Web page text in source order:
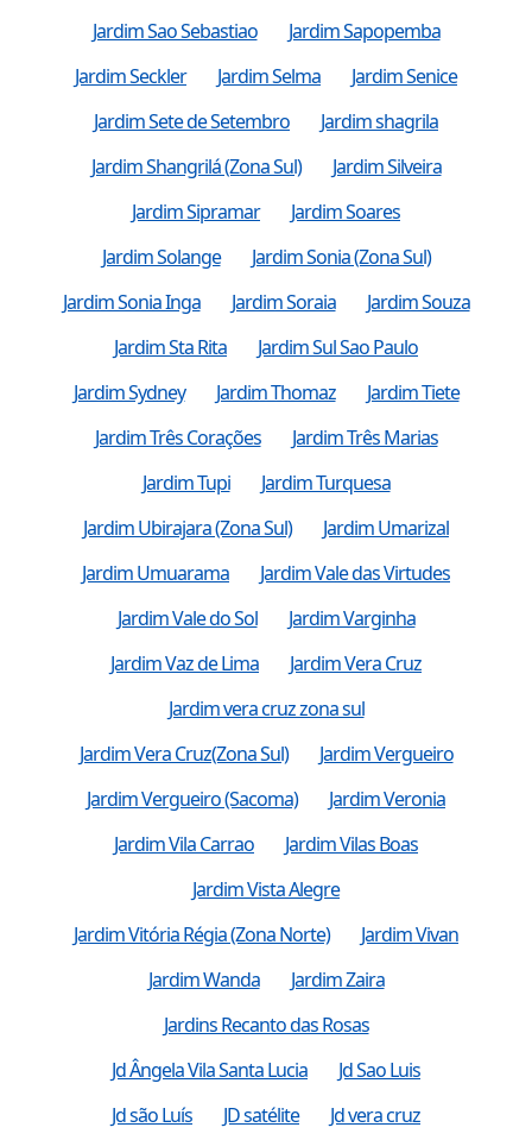
Jardim Sao Sebastiao
Jardim Sapopemba
Jardim Seckler
Jardim Selma
Jardim Senice
Jardim Sete de Setembro
Jardim shagrila
Jardim Shangrilá (Zona Sul)
Jardim Silveira
Jardim Sipramar
Jardim Soares
Jardim Solange
Jardim Sonia (Zona Sul)
Jardim Sonia Inga
Jardim Soraia
Jardim Souza
Jardim Sta Rita
Jardim Sul Sao Paulo
Jardim Sydney
Jardim Thomaz
Jardim Tiete
Jardim Três Corações
Jardim Três Marias
Jardim Tupi
Jardim Turquesa
Jardim Ubirajara (Zona Sul)
Jardim Umarizal
Jardim Umuarama
Jardim Vale das Virtudes
Jardim Vale do Sol
Jardim Varginha
Jardim Vaz de Lima
Jardim Vera Cruz
Jardim vera cruz zona sul
Jardim Vera Cruz(Zona Sul)
Jardim Vergueiro
Jardim Vergueiro (Sacoma)
Jardim Veronia
Jardim Vila Carrao
Jardim Vilas Boas
Jardim Vista Alegre
Jardim Vitória Régia (Zona Norte)
Jardim Vivan
Jardim Wanda
Jardim Zaira
Jardins Recanto das Rosas
Jd Ângela Vila Santa Lucia
Jd Sao Luis
Jd são Luís
JD satélite
Jd vera cruz